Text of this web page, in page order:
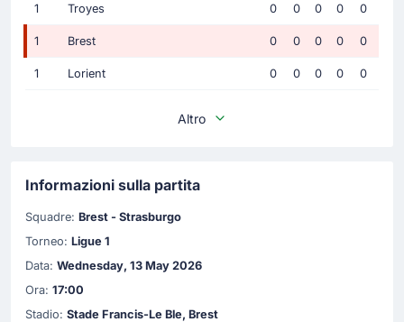
1 Troyes 0 0 0 0 0
1 Brest 0 0 0 0 0
1 Lorient 0 0 0 0 0
Altro
Informazioni sulla partita
Squadre: Brest - Strasburgo
Torneo: Ligue 1
Data: Wednesday, 13 May 2026
Ora: 17:00
Stadio: Stade Francis-Le Ble, Brest